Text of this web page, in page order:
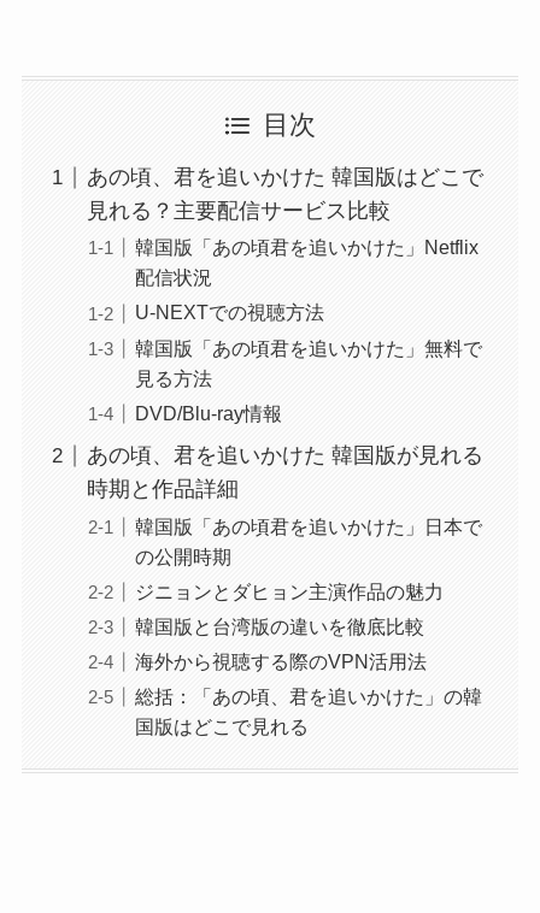
目次
あの頃、君を追いかけた 韓国版はどこで
見れる？主要配信サービス比較
韓国版「あの頃君を追いかけた」Netflix
配信状況
U-NEXTでの視聴方法
韓国版「あの頃君を追いかけた」無料で
見る方法
DVD/Blu-ray情報
あの頃、君を追いかけた 韓国版が見れる
時期と作品詳細
韓国版「あの頃君を追いかけた」日本で
の公開時期
ジニョンとダヒョン主演作品の魅力
韓国版と台湾版の違いを徹底比較
海外から視聴する際のVPN活用法
総括：「あの頃、君を追いかけた」の韓
国版はどこで見れる